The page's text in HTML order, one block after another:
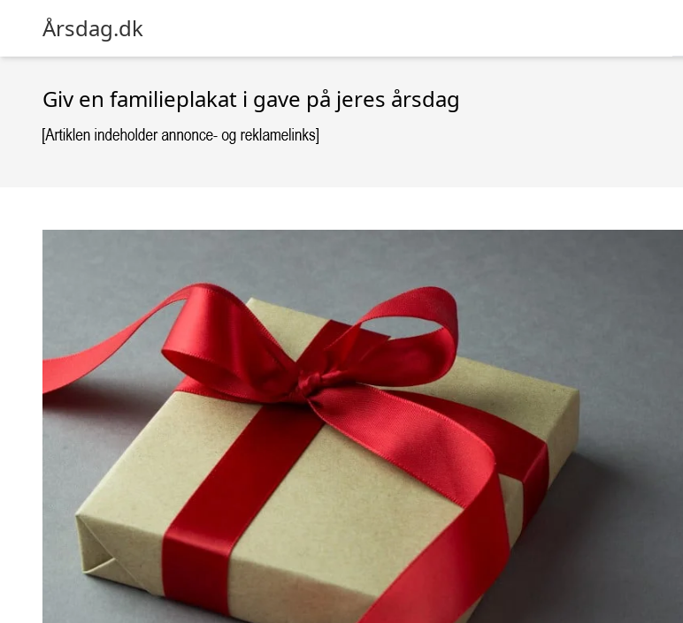
Årsdag.dk
Giv en familieplakat i gave på jeres årsdag